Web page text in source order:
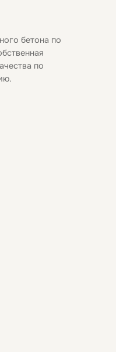
бетона по
по